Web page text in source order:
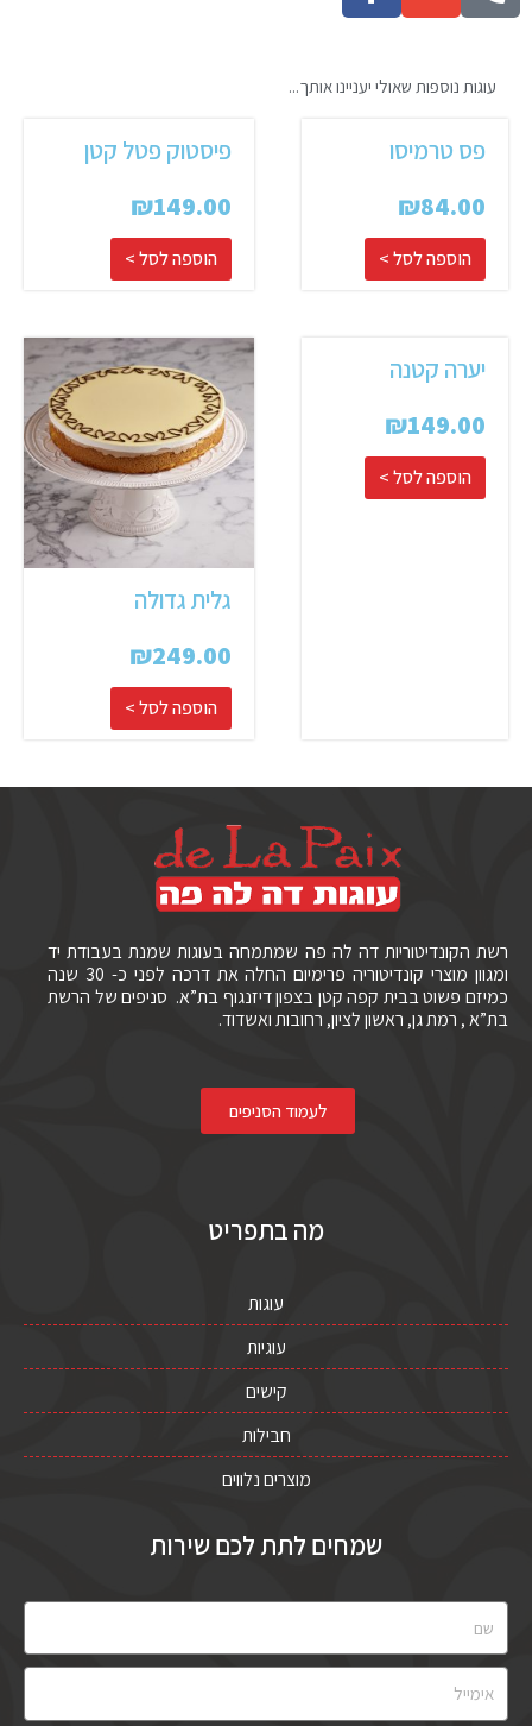
עוגות נוספות שאולי יעניינו אותך...
פס טרמיסו
₪84.00
הוספה לסל >
פיסטוק פטל קטן
₪149.00
הוספה לסל >
יערה קטנה
₪149.00
הוספה לסל >
גלית גדולה
₪249.00
הוספה לסל >
רשת הקונדיטוריות דה לה פה שמתמחה בעוגות שמנת בעבודת יד
ומגוון מוצרי קונדיטוריה פרימיום החלה את דרכה לפני כ- 30 שנה
כמיזם פשוט בבית קפה קטן בצפון דיזנגוף בת”א. סניפים של הרשת
בת”א , רמת גן, ראשון לציון, רחובות ואשדוד.
לעמוד הסניפים
מה בתפריט
עוגות
עוגיות
קישים
חבילות
מוצרים נלווים
שמחים לתת לכם שירות